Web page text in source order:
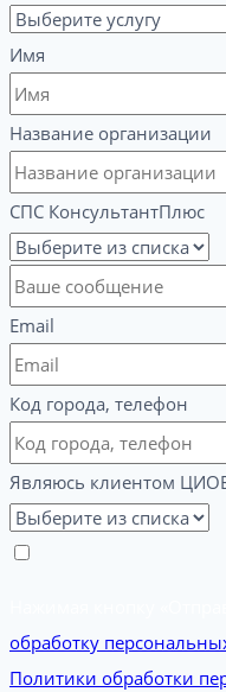
Имя
Название организации
СПС КонсультантПлюс
Email
Код города, телефон
Являюсь клиентом
обработку
Политики обработки